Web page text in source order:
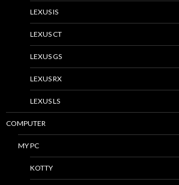
LEXUS IS
LEXUS CT
LEXUS GS
LEXUS RX
LEXUS LS
COMPUTER
MY PC
KOTTY